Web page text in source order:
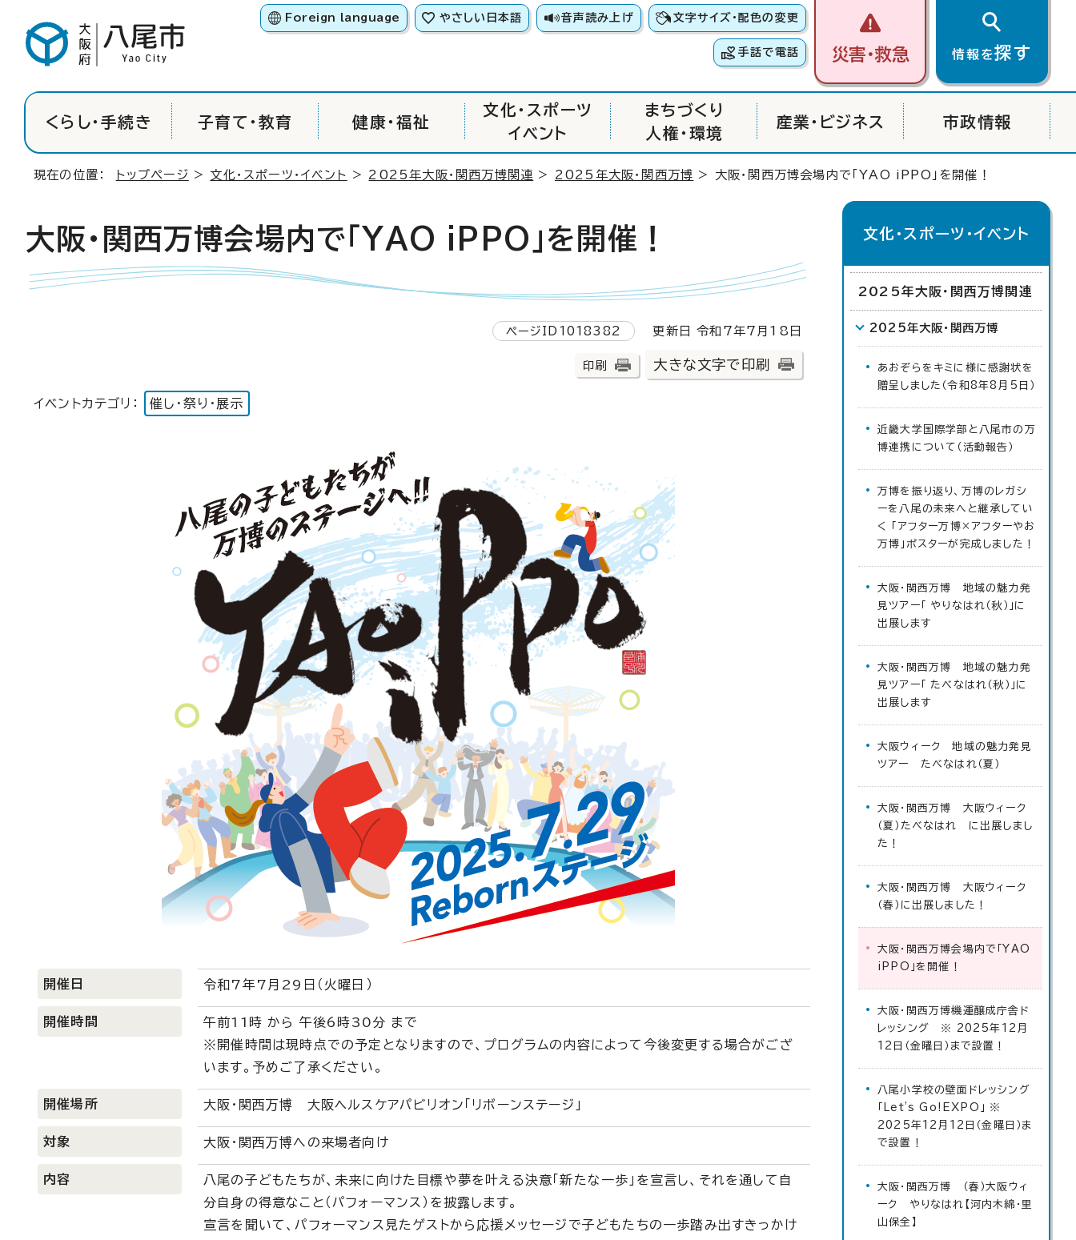
Foreign language やさしい日本語 音声読み上げ 文字サイズ・配色の変更
手話で電話 災害・救急 情報を探す
くらし・手続き 子育て・教育 健康・福祉
文化・スポーツ
イベント
まちづくり
人権・環境
産業・ビジネス 市政情報
現在の位置： トップページ > 文化・スポーツ・イベント > 2025年大阪・関西万博関連 > 2025年大阪・関西万博 > 大阪・関西万博会場内で「YAO iPPO」を開催！
大阪・関西万博会場内で「YAO iPPO」を開催！
ページID1018382 更新日 令和7年7月18日
印刷 大きな文字で印刷
イベントカテゴリ： 催し・祭り・展示
開催日 令和7年7月29日（火曜日）
開催時間
午前11時 から 午後6時30分 まで
※開催時間は現時点での予定となりますので、プログラムの内容によって今後変更する場合がござ
います。予めご了承ください。
開催場所 大阪・関西万博 大阪ヘルスケアパビリオン「リボーンステージ」
対象 大阪・関西万博への来場者向け
内容
八尾の子どもたちが、未来に向けた目標や夢を叶える決意「新たな一歩」を宣言し、それを通して自
分自身の得意なこと（パフォーマンス）を披露します。
宣言を聞いて、パフォーマンス見たゲストから応援メッセージで子どもたちの一歩踏み出すきっかけ
文化・スポーツ・イベント
2025年大阪・関西万博関連
2025年大阪・関西万博
あおぞらをキミに様に感謝状を
贈呈しました（令和8年8月5日）
近畿大学国際学部と八尾市の万
博連携について（活動報告）
万博を振り返り、万博のレガシ
ーを八尾の未来へと継承してい
く 「アフター万博×アフターやお
万博」ポスターが完成しました！
大阪・関西万博 地域の魅力発
見ツアー「 やりなはれ（秋）」に
出展します
大阪・関西万博 地域の魅力発
見ツアー「 たべなはれ（秋）」に
出展します
大阪ウィーク 地域の魅力発見
ツアー たべなはれ（夏）
大阪・関西万博 大阪ウィーク
（夏）たべなはれ に出展しまし
た！
大阪・関西万博 大阪ウィーク
（春）に出展しました！
大阪・関西万博会場内で「YAO
iPPO」を開催！
大阪・関西万博機運醸成庁舎ド
レッシング ※ 2025年12月
12日（金曜日）まで設置！
八尾小学校の壁面ドレッシング
「Let's Go!EXPO」 ※
2025年12月12日（金曜日）ま
で設置！
大阪・関西万博 （春）大阪ウィ
ーク やりなはれ【河内木綿・里
山保全】